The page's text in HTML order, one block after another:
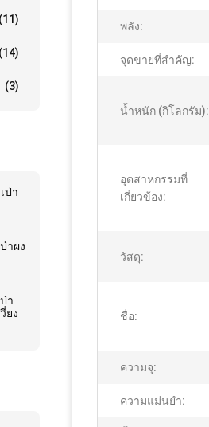
(11)
(14)
(3)
ป่า
าผง
า
ยง
พลัง:
จุดขายที่สำคัญ:
น้ำหนัก (กิโลกรัม):
อุตสาหกรรมที่
เกี่ยวข้อง:
วัสดุ:
ชื่อ:
ความจุ:
ความแม่นยำ: